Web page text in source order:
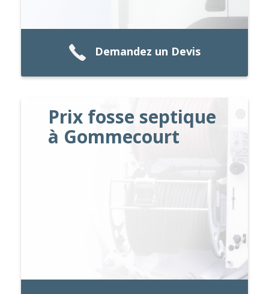
Demandez un Devis
Prix fosse septique
à Gommecourt